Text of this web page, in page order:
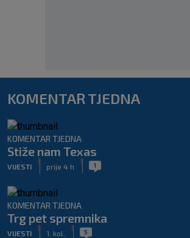
KOMENTAR TJEDNA
KOMENTAR TJEDNA
Stiže nam Texas
VIJESTI prije 4 h 1
KOMENTAR TJEDNA
Trg pet spremnika
VIJESTI 1. kol. 5